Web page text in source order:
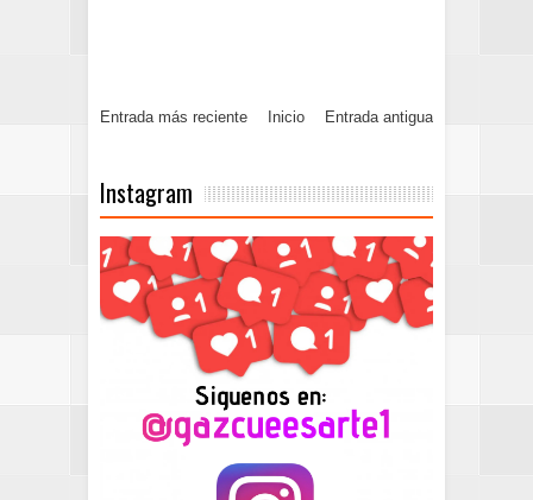
Entrada más reciente Entrada antigua
Inicio
Instagram